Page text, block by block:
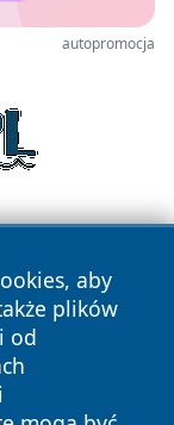
autopromocja
aby
plików
od
prawa